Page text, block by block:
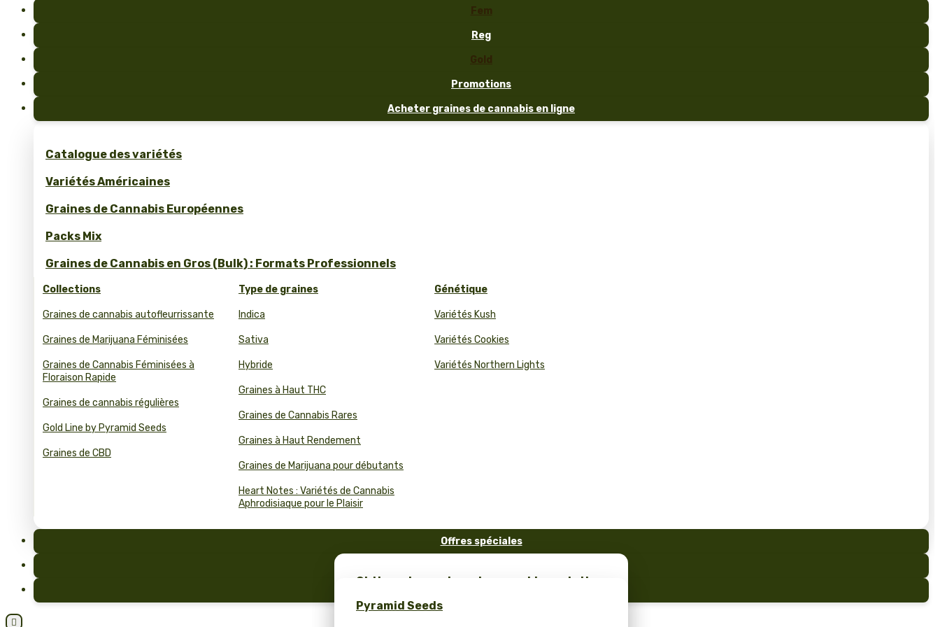
Fem
Reg
Gold
Promotions
Acheter graines de cannabis en ligne
Catalogue des variétés
Variétés Américaines
Graines de Cannabis Européennes
Packs Mix
Graines de Cannabis en Gros (Bulk) : Formats Professionnels
Collections
Graines de cannabis autofleurrissante
Graines de Marijuana Féminisées
Graines de Cannabis Féminisées à
Floraison Rapide
Graines de cannabis régulières
Gold Line by Pyramid Seeds
Graines de CBD
Type de graines
Indica
Sativa
Hybride
Graines à Haut THC
Graines de Cannabis Rares
Graines à Haut Rendement
Graines de Marijuana pour débutants
Heart Notes : Variétés de Cannabis
Aphrodisiaque pour le Plaisir
Génétique
Variétés Kush
Variétés Cookies
Variétés Northern Lights
Offres spéciales
Obtiens des graines de cannabis gratuites
Pyramid Seeds !
Pyramid Seeds
